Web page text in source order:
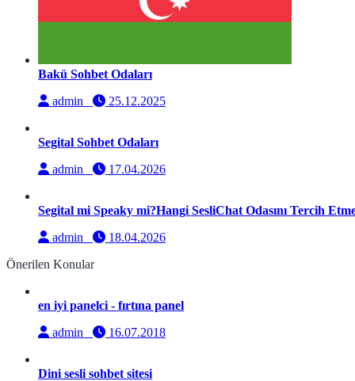
Bakü Sohbet Odaları
admin
25.12.2025
Segital Sohbet Odaları
admin
17.04.2026
Segital mi Speaky mi?Hangi SesliChat Odasını Tercih
admin
18.04.2026
Önerilen Konular
en iyi panelci - fırtına panel
admin
16.07.2018
Dini sesli sohbet sitesi